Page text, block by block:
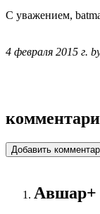
С уважением,
4 февраля 2015 г.
Добавить
Авшар+